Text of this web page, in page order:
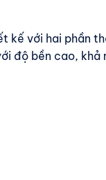
kế với hai phần
độ bền cao, khả